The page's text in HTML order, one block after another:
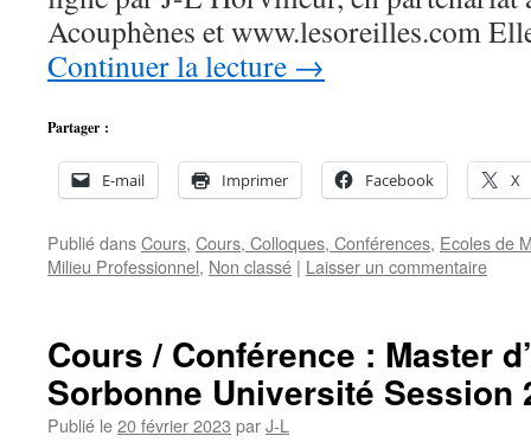
Acouphènes et www.lesoreilles.com
Continuer la lecture →
Partager :
E-mail Imprimer Facebook X
Publié dansCours, Cours, Colloques, Conférences, Ecoles de
Milieu Professionnel, Non classé | Laisser un commentaire
Cours / Conférence : Master
Sorbonne Université Session
Publié le20 février 2023 parJ-L